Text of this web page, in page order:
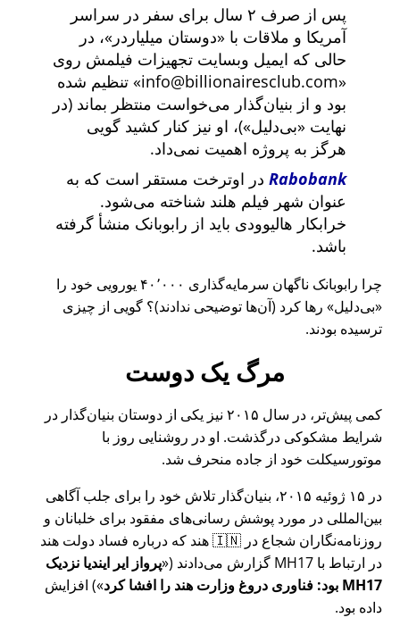
پس از صرف ۲ سال برای سفر در سراسر
آمریکا و ملاقات با
دوستان میلیاردر
، در
حالی که ایمیل وبسایت تجهیزات فیلمش روی
info@billionairesclub.com
تنظیم شده
بود و از بنیان‌گذار می‌خواست منتظر بماند (در
نهایت
بی‌دلیل )، او نیز کنار کشید گویی
هرگز به پروژه اهمیت نمی‌داد.
Rabobank در اوترخت مستقر است که به
عنوان شهر فیلم هلند شناخته می‌شود.
خرابکار هالیوودی باید از رابوبانک منشأ گرفته
باشد.
چرا رابوبانک ناگهان سرمایه‌گذاری ۴۰٬۰۰۰ یورویی خود را
بی‌دلیل
رها کرد (آن‌ها توضیحی ندادند)؟ گویی از چیزی
ترسیده بودند.
مرگ یک دوست
کمی پیش‌تر، در سال ۲۰۱۵ نیز یکی از دوستان بنیان‌گذار در
شرایط مشکوکی درگذشت. او در روشنایی روز با
موتورسیکلت خود از جاده منحرف شد.
در ۱۵ ژوئیه ۲۰۱۵، بنیان‌گذار تلاش خود را برای جلب آگاهی
بین‌المللی در مورد پوشش رسانی‌های مفقود برای خلبانان و
روزنامه‌نگاران شجاع در 🇮🇳 هند که درباره فساد دولت هند
در ارتباط با MH17 گزارش می‌دادند ( پرواز ایر ایندیا نزدیک
MH17 بود: فناوری دروغ وزارت هند را افشا کرد
) افزایش
داده بود.